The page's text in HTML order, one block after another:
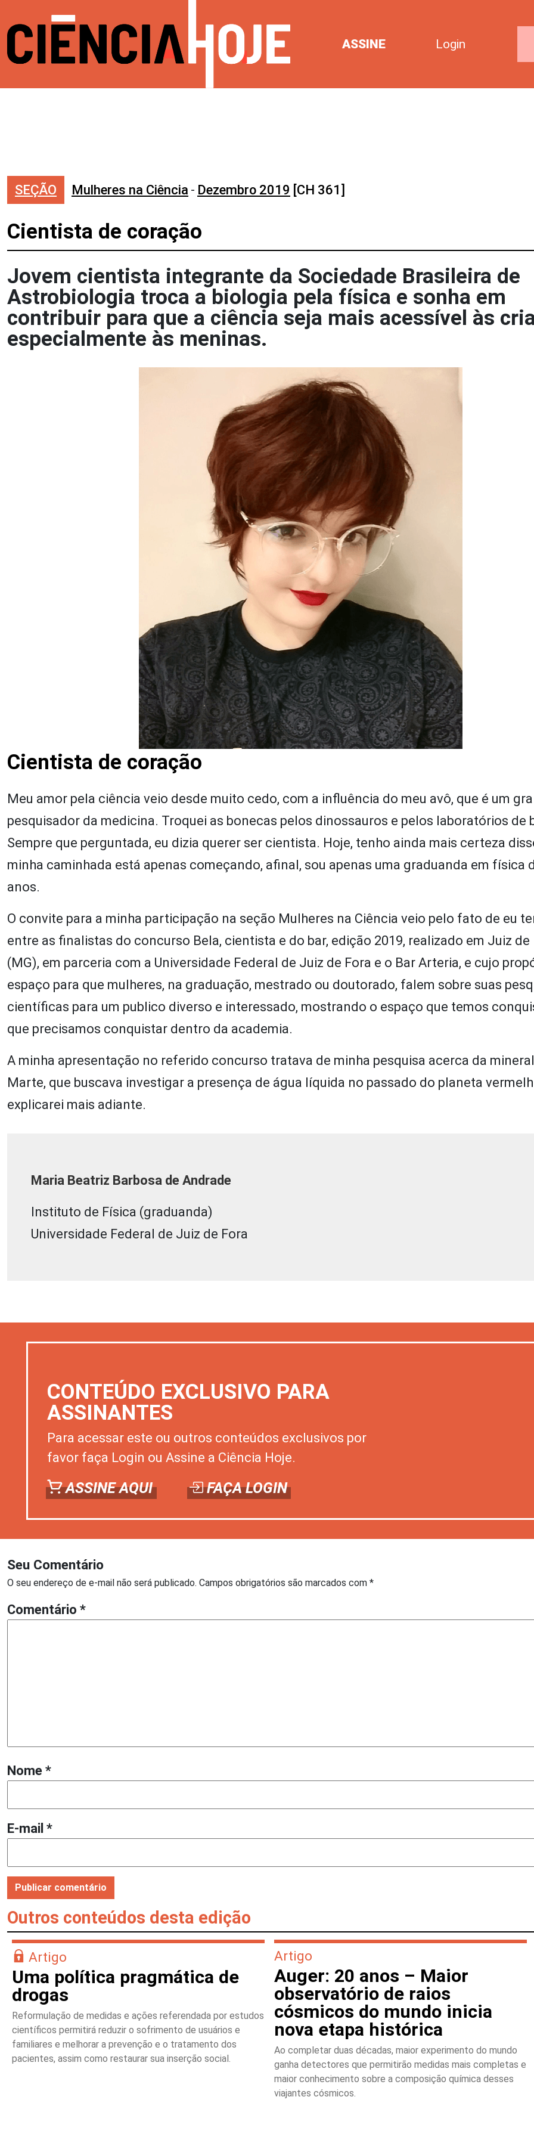
ASSINE Login
SEÇÃO Mulheres na Ciência - Dezembro 2019 [CH 361]
Cientista de coração
Jovem cientista integrante da Sociedade Brasileira de
Astrobiologia troca a biologia pela física e sonha em
contribuir para que a ciência seja mais acessível às
especialmente às meninas.
Cientista de coração
Meu amor pela ciência veio desde muito cedo, com a influência do meu avô, que é um
pesquisador da medicina. Troquei as bonecas pelos dinossauros e pelos laboratórios de
Sempre que perguntada, eu dizia querer ser cientista. Hoje, tenho ainda mais certeza
minha caminhada está apenas começando, afinal, sou apenas uma graduanda em física
anos.
O convite para a minha participação na seção Mulheres na Ciência veio pelo fato de eu
entre as finalistas do concurso Bela, cientista e do bar, edição 2019, realizado em Juiz de
(MG), em parceria com a Universidade Federal de Juiz de Fora e o Bar Arteria, e cujo
espaço para que mulheres, na graduação, mestrado ou doutorado, falem sobre suas
científicas para um publico diverso e interessado, mostrando o espaço que temos
que precisamos conquistar dentro da academia.
A minha apresentação no referido concurso tratava de minha pesquisa acerca da
Marte, que buscava investigar a presença de água líquida no passado do planeta
explicarei mais adiante.
Maria Beatriz Barbosa de Andrade
Instituto de Física (graduanda)
Universidade Federal de Juiz de Fora
CONTEÚDO EXCLUSIVO PARA
ASSINANTES
Para acessar este ou outros conteúdos exclusivos por
favor faça Login ou Assine a Ciência Hoje.
ASSINE AQUI FAÇA LOGIN
Seu Comentário
O seu endereço de e-mail não será publicado. Campos obrigatórios são marcados com *
Comentário *
Nome *
E-mail *
Outros conteúdos desta edição
Artigo
Uma política pragmática de
drogas
Reformulação de medidas e ações referendada por estudos
científicos permitirá reduzir o sofrimento de usuários e
familiares e melhorar a prevenção e o tratamento dos
pacientes, assim como restaurar sua inserção social.
Artigo
Auger: 20 anos – Maior
observatório de raios
cósmicos do mundo inicia
nova etapa histórica
Ao completar duas décadas, maior experimento do mundo
ganha detectores que permitirão medidas mais completas e
maior conhecimento sobre a composição química desses
viajantes cósmicos.